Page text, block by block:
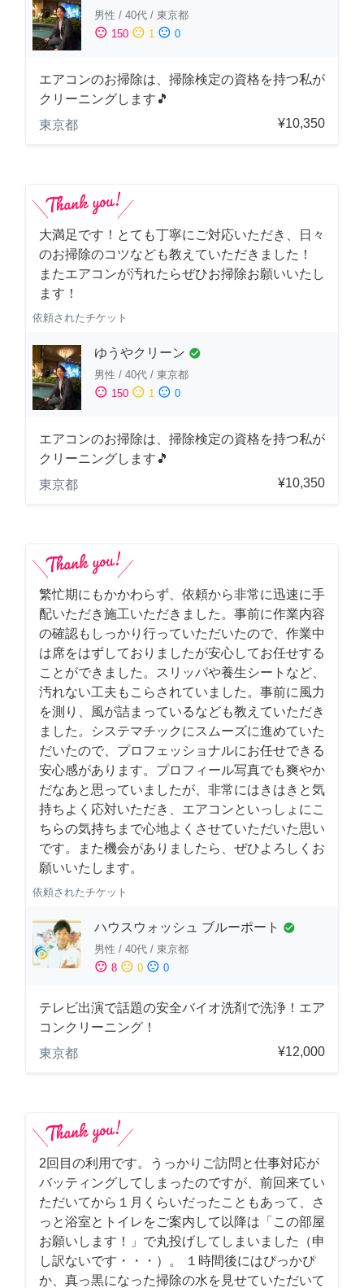
男性 / 40代 / 東京都
sentiment_satisfied 150 sentiment_neutral 1 sentiment_dissatisfied 0
エアコンのお掃除は、掃除検定の資格を持つ私が
クリーニングします🎵
東京都
¥10,350
大満足です！とても丁寧にご対応いただき、日々
のお掃除のコツなども教えていただきました！
またエアコンが汚れたらぜひお掃除お願いいたし
ます！
依頼されたチケット
ゆうやクリーン check_circle
男性 / 40代 / 東京都
sentiment_satisfied 150 sentiment_neutral 1 sentiment_dissatisfied 0
エアコンのお掃除は、掃除検定の資格を持つ私が
クリーニングします🎵
東京都
¥10,350
繁忙期にもかかわらず、依頼から非常に迅速に手
配いただき施工いただきました。事前に作業内容
の確認もしっかり行っていただいたので、作業中
は席をはずしておりましたが安心してお任せする
ことができました。スリッパや養生シートなど、
汚れない工夫もこらされていました。事前に風力
を測り、風が詰まっているなども教えていただき
ました。システマチックにスムーズに進めていた
だいたので、プロフェッショナルにお任せできる
安心感があります。プロフィール写真でも爽やか
だなあと思っていましたが、非常にはきはきと気
持ちよく応対いただき、エアコンといっしょにこ
ちらの気持ちまで心地よくさせていただいた思い
です。また機会がありましたら、ぜひよろしくお
願いいたします。
依頼されたチケット
ハウスウォッシュ ブルーポート check_circle
男性 / 40代 / 東京都
sentiment_satisfied 8 sentiment_neutral 0 sentiment_dissatisfied 0
テレビ出演で話題の安全バイオ洗剤で洗浄！エア
コンクリーニング！
東京都
¥12,000
2回目の利用です。うっかりご訪問と仕事対応が
バッティングしてしまったのですが、前回来てい
ただいてから１月くらいだったこともあって、さ
っと浴室とトイレをご案内して以降は「この部屋
お願いします！」で丸投げしてしまいました（申
し訳ないです・・・）。 １時間後にはぴっかぴ
か、真っ黒になった掃除の水を見せていただいて